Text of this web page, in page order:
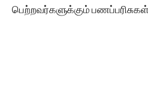
பெற்றவர்களுக்கும்